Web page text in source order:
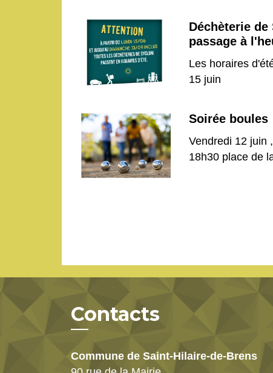
Déchèterie de
passage à
Les horaires
15 juin
Soirée boules
Vendredi 12 juin
18h30 place de
Contacts
Commune de Saint-Hilaire-de-Brens